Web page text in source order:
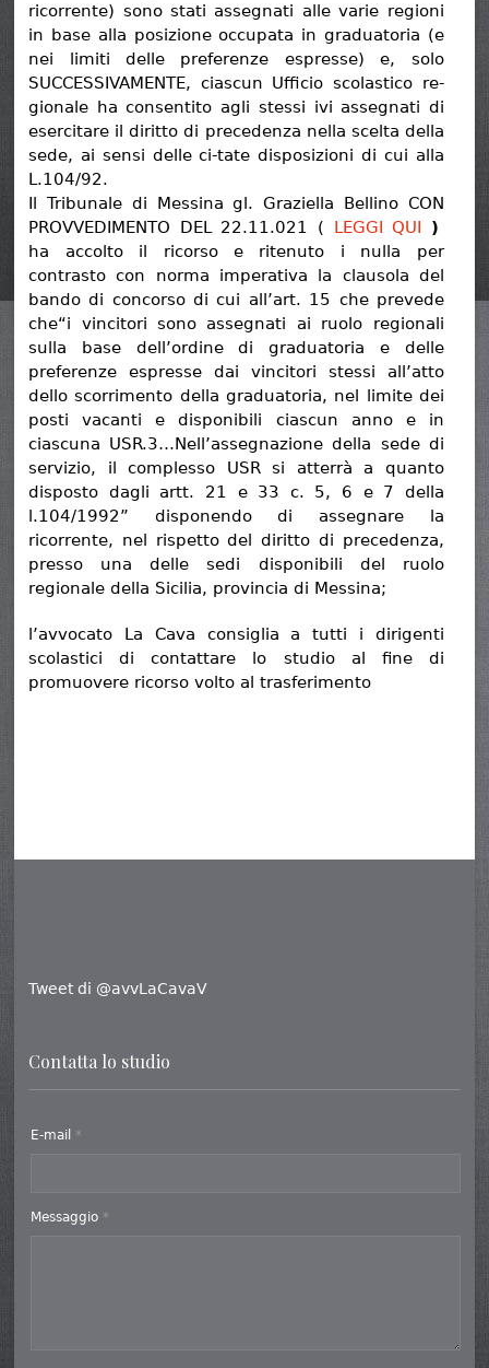
ricorrente) sono stati assegnati alle varie regioni
in base alla posizione occupata in graduatoria (e
nei limiti delle preferenze espresse) e, solo
SUCCESSIVAMENTE, ciascun Ufficio scolastico re-
gionale ha consentito agli stessi ivi assegnati di
esercitare il diritto di precedenza nella scelta della
sede, ai sensi delle ci-tate disposizioni di cui alla
L.104/92.
Il Tribunale di Messina gl. Graziella Bellino CON
PROVVEDIMENTO DEL 22.11.021 ( LEGGI QUI )
ha accolto il ricorso e ritenuto i nulla per
contrasto con norma imperativa la clausola del
bando di concorso di cui all’art. 15 che prevede
che“i vincitori sono assegnati ai ruolo regionali
sulla base dell’ordine di graduatoria e delle
preferenze espresse dai vincitori stessi all’atto
dello scorrimento della graduatoria, nel limite dei
posti vacanti e disponibili ciascun anno e in
ciascuna USR.3…Nell’assegnazione della sede di
servizio, il complesso USR si atterrà a quanto
disposto dagli artt. 21 e 33 c. 5, 6 e 7 della
l.104/1992” disponendo di assegnare la
ricorrente, nel rispetto del diritto di precedenza,
presso una delle sedi disponibili del ruolo
regionale della Sicilia, provincia di Messina;
l’avvocato La Cava consiglia a tutti i dirigenti
scolastici di contattare lo studio al fine di
promuovere ricorso volto al trasferimento
Tweet di @avvLaCavaV
Contatta lo studio
E-mail *
Messaggio *